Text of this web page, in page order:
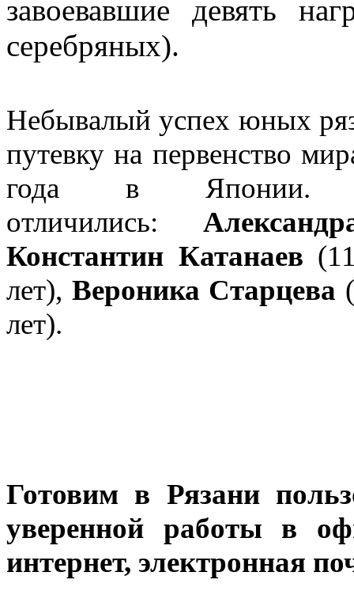
завоевавшие девять
серебряных).
Небывалый успех юных
путевку на первенство
года в Японии.
отличились:
Константин Катанаев
лет), Вероника Старцева
лет).
Готовим в Рязани
уверенной работы в
интернет, электронная